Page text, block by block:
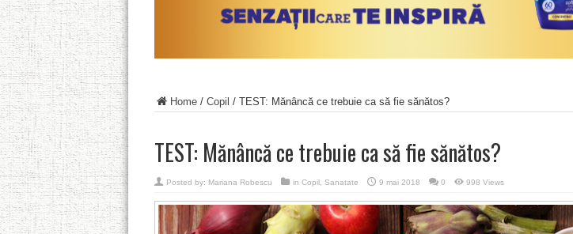
Home/ Copil / TEST: Mănâncă ce trebuie ca să fie sănătos?
TEST: Mănâncă ce trebuie ca să fie sănătos?
Posted by: Mariana Robescu in Copil , Sanatate 9 mai 2018 0 998 Views